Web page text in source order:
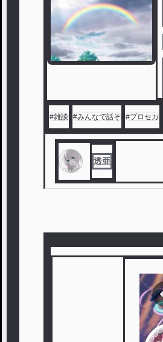
#雑談 #みんなで話そ #プロセカ
透亜